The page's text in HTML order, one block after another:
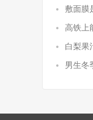
敷面膜
高铁上
白梨果
男生冬